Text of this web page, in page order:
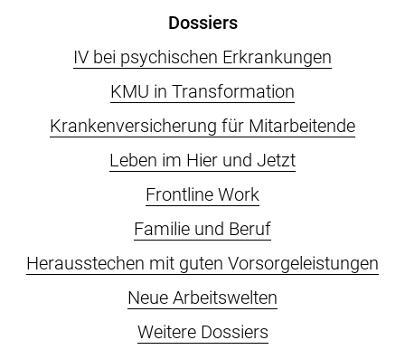
Dossiers
IV bei psychischen Erkrankungen
KMU in Transformation
Krankenversicherung für Mitarbeitende
Leben im Hier und Jetzt
Frontline Work
Familie und Beruf
Herausstechen mit guten Vorsorgeleistungen
Neue Arbeitswelten
Weitere Dossiers